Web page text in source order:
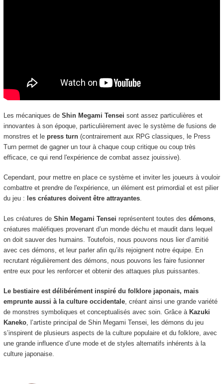
Les mécaniques de Shin Megami Tensei sont assez particulières et
innovantes à son époque, particulièrement avec le système de fusions de
monstres et le press turn(contrairement aux RPG classiques, le Press
Turn permet de gagner un tour à chaque coup critique ou coup très
efficace, ce qui rend l'expérience de combat assez jouissive).
Cependant, pour mettre en place ce système et inviter les joueurs à vouloir
combattre et prendre de l'expérience, un élément est primordial et est pilier
du jeu : les créatures doivent être attrayantes.
Les créatures de Shin Megami Tensei représentent toutes des démons,
créatures maléfiques provenant d’un monde déchu et maudit dans lequel
on doit sauver des humains. Toutefois, nous pouvons nous lier d’amitié
avec ces démons, et leur parler afin qu’ils rejoignent notre équipe. En
recrutant régulièrement des démons, nous pouvons les faire fusionner
entre eux pour les renforcer et obtenir des attaques plus puissantes.
Le bestiaire est délibérément inspiré du folklore japonais, mais
emprunte aussi à la culture occidentale, créant ainsi une grande variété
de monstres symboliques et conceptualisés avec soin. Grâce à Kazuki
Kaneko, l’artiste principal de Shin Megami Tensei, les démons du jeu
s’inspirent de plusieurs aspects de la culture populaire et du folklore, avec
une grande influence d’une mode et de styles alternatifs inhérents à la
culture japonaise.